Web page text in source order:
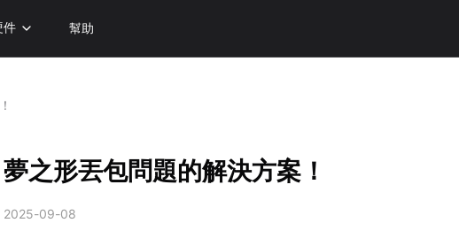
件 幫助
夢之形丟包問題的解決方案！
2025-09-08